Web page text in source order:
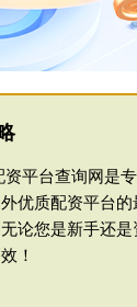
资平台查询网是
优质配资平台
论您是新手还
！